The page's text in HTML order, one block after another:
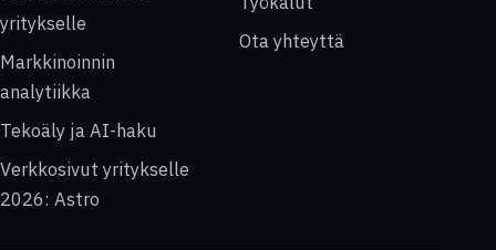
yritykselle
Markkinoinnin
analytiikka
Tekoäly ja AI-haku
Verkkosivut yritykselle
2026: Astro
Ota yhteyttä